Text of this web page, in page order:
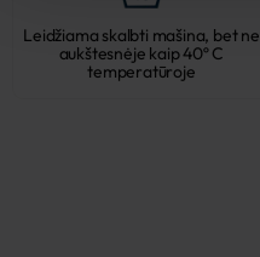
Leidžiama skalbti mašina, bet ne
aukštesnėje kaip 40º C
temperatūroje